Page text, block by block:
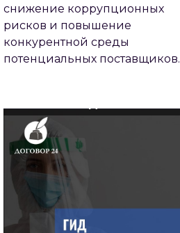
снижение коррупционных
рисков и повышение
конкурентной среды
потенциальных поставщиков.
ГИД - ОБЯЗАТЕЛЬНАЯ